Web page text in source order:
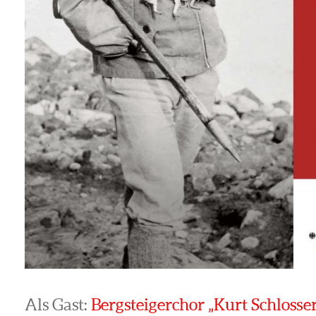
Als Gast: Bergsteigerchor „Kurt